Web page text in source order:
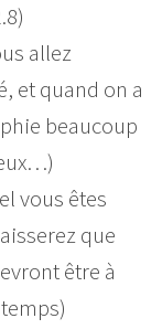
allez
et quand on a
beaucoup
vous êtes
que
être à